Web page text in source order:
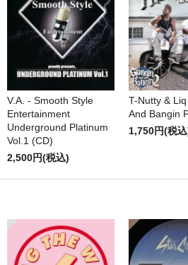
V.A. - Smooth Style
Entertainment
Underground Platinum
Vol.1 (CD)
2,500円(税込)
T-Nutty &
And Bangin
1,750円(税